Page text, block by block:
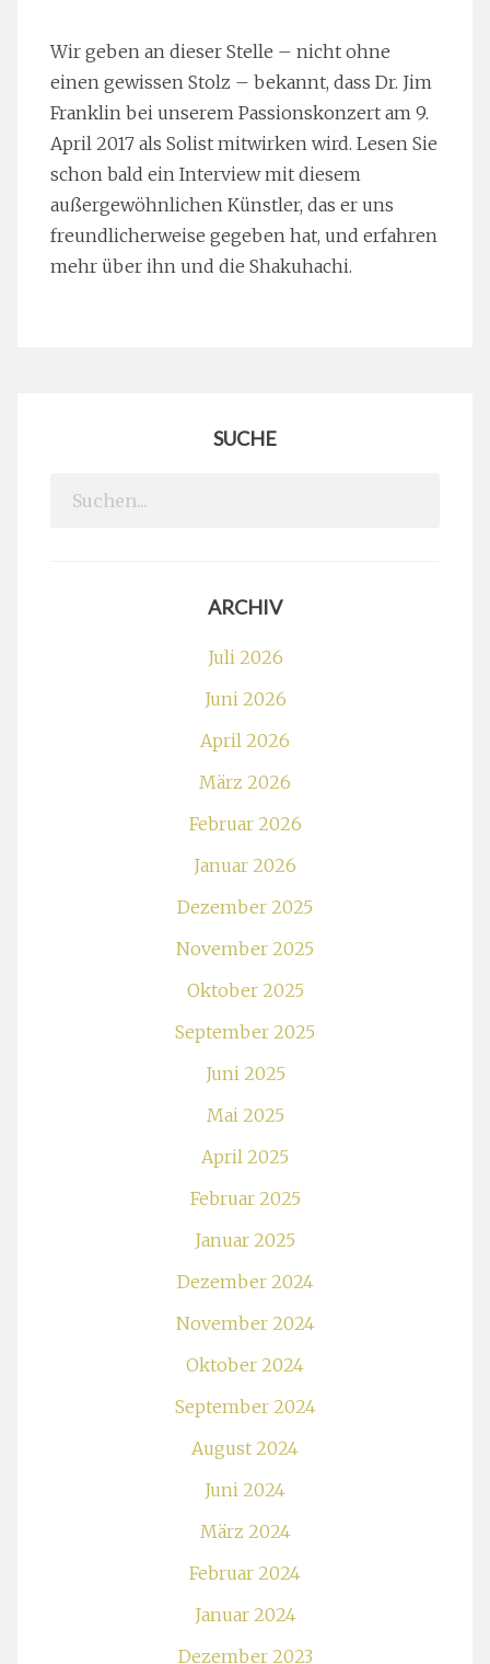
Wir geben an dieser Stelle – nicht ohne
einen gewissen Stolz – bekannt, dass Dr. Jim
Franklin bei unserem Passionskonzert am 9.
April 2017 als Solist mitwirken wird. Lesen Sie
schon bald ein Interview mit diesem
außergewöhnlichen Künstler, das er uns
freundlicherweise gegeben hat, und erfahren
mehr über ihn und die Shakuhachi.
SUCHE
Search
ARCHIV
Juli 2026
Juni 2026
April 2026
März 2026
Februar 2026
Januar 2026
Dezember 2025
November 2025
Oktober 2025
September 2025
Juni 2025
Mai 2025
April 2025
Februar 2025
Januar 2025
Dezember 2024
November 2024
Oktober 2024
September 2024
August 2024
Juni 2024
März 2024
Februar 2024
Januar 2024
Dezember 2023